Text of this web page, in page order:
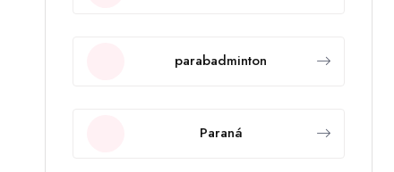
parabadminton
Paraná